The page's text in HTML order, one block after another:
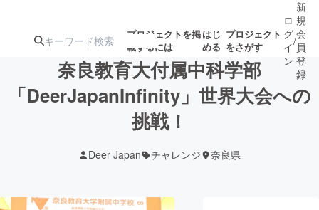
プロジェクトを掲
載するには
はじ
める
プロジェクト
をさがす
注目の新着プロ 募集終了が近いプ
ロ
グ
イ
ン
/
新
規
会
員
登
録
奈良教育大付属中科学部
「DeerJapanInfinity」世界大会への
挑戦！
Deer Japan チャレンジ 奈良県